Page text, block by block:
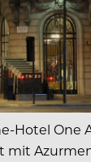
Hotel One
mit